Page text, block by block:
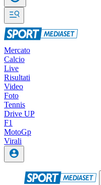
Mercato
Calcio
Live
Risultati
Video
Foto
Tennis
Drive UP
F1
MotoGp
Virali